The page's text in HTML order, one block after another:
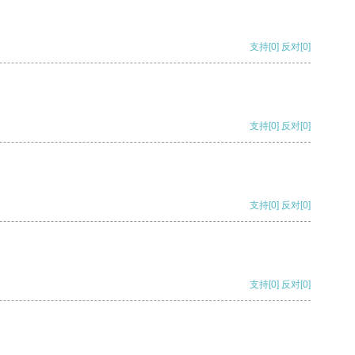
支持[0] 反对[0]
支持[0] 反对[0]
支持[0] 反对[0]
支持[0] 反对[0]